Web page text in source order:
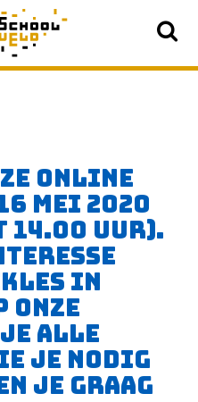
ONLINE
MEI 2020
14.00 UUR).
IN
ONZE
ALLE
JE NODIG
JE GRAAG